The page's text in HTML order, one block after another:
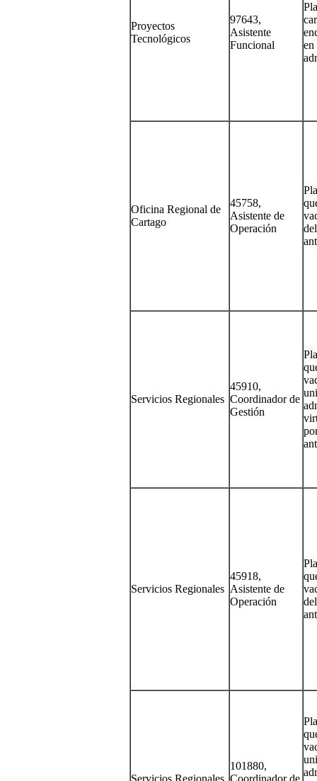
Proyectos
Tecnológicos
97643,
Asistente
Funcional
en
Oficina Regional de
Cartago
45758,
Asistente de
Operación
Servicios Regionales
45910,
Coordinador de
Gestión
Servicios Regionales
45918,
Asistente de
Operación
Servicios Regionales
101880,
Coordinador de